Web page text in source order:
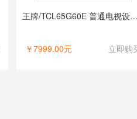
王牌/TCL65G60E 普通
￥7999.00元 立即购